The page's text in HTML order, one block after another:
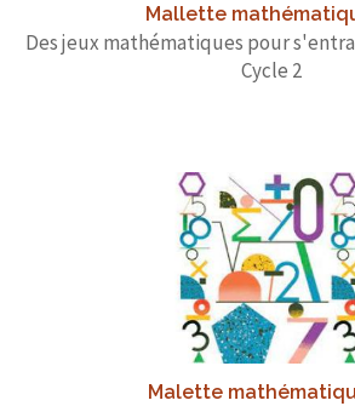
Mallette
Des jeux mathématiques pour
Cycle 2
Malette